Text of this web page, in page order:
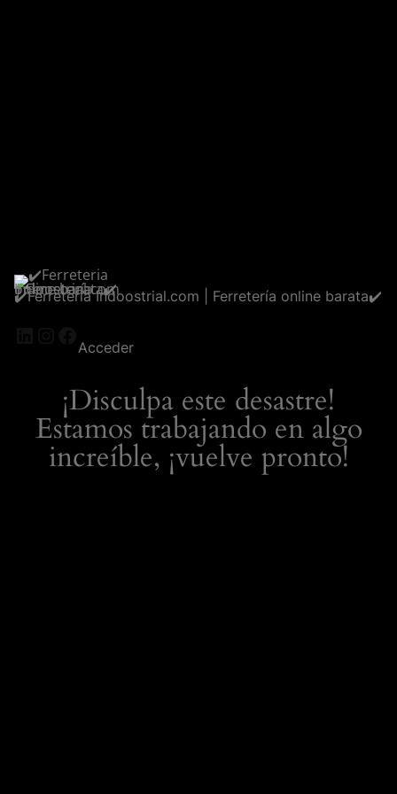
✔️Ferreteria Indoostrial.com | Ferretería online barata✔️
LinkedIn
Instagram
Facebook
Acceder
¡Disculpa este desastre!
Estamos trabajando en algo
increíble, ¡vuelve pronto!